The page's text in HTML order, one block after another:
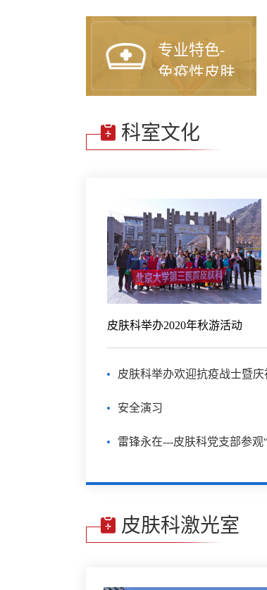
专业特色-
免疫性皮肤
病
科室文化
皮肤科举办2020年秋游活动
皮肤科举办欢迎抗疫战士暨
安全演习
皮肤科激光室